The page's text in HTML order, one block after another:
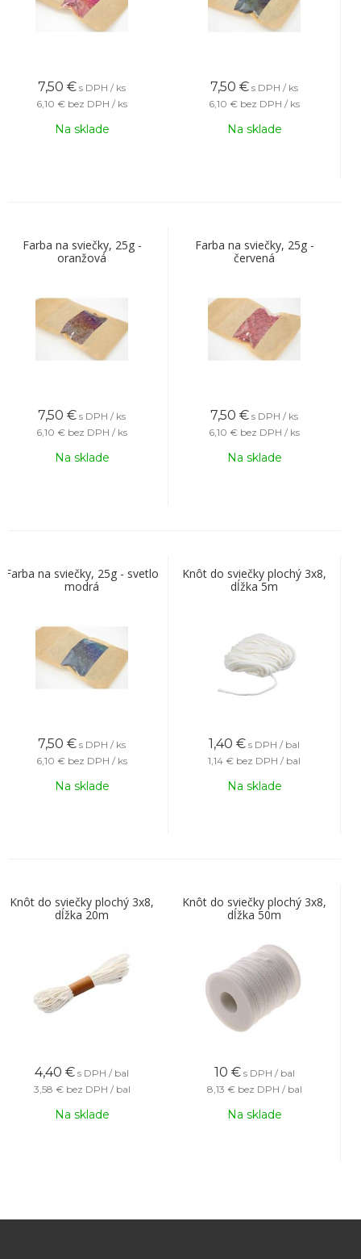
7,50 € s DPH / ks
6,10 € bez DPH / ks
Na sklade
7,50 € s DPH / ks
6,10 € bez DPH / ks
Na sklade
Farba na sviečky, 25g -
oranžová
7,50 € s DPH / ks
6,10 € bez DPH / ks
Na sklade
Farba na sviečky, 25g -
červená
7,50 € s DPH / ks
6,10 € bez DPH / ks
Na sklade
Farba na sviečky, 25g - svetlo
modrá
7,50 € s DPH / ks
6,10 € bez DPH / ks
Na sklade
Knôt do sviečky plochý 3x8,
dĺžka 5m
1,40 € s DPH / bal
1,14 € bez DPH / bal
Na sklade
Knôt do sviečky plochý 3x8,
dĺžka 20m
4,40 € s DPH / bal
3,58 € bez DPH / bal
Na sklade
Knôt do sviečky plochý 3x8,
dĺžka 50m
10 € s DPH / bal
8,13 € bez DPH / bal
Na sklade